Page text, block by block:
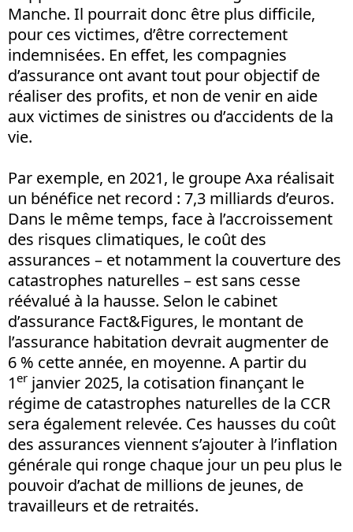
Manche. Il pourrait donc être plus difficile,
pour ces victimes, d’être correctement
indemnisées. En effet, les compagnies
d’assurance ont avant tout pour objectif de
réaliser des profits, et non de venir en aide
aux victimes de sinistres ou d’accidents de la
vie.
Par exemple, en 2021, le groupe Axa réalisait
un bénéfice net record : 7,3 milliards d’euros.
Dans le même temps, face à l’accroissement
des risques climatiques, le coût des
assurances – et notamment la couverture des
catastrophes naturelles – est sans cesse
réévalué à la hausse. Selon le cabinet
d’assurance Fact&Figures, le montant de
l’assurance habitation devrait augmenter de
6 % cette année, en moyenne. A partir du
1er janvier 2025, la cotisation finançant le
régime de catastrophes naturelles de la CCR
sera également relevée. Ces hausses du coût
des assurances viennent s’ajouter à l’inflation
générale qui ronge chaque jour un peu plus le
pouvoir d’achat de millions de jeunes, de
travailleurs et de retraités.